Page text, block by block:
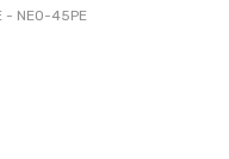
- NEO-45PE